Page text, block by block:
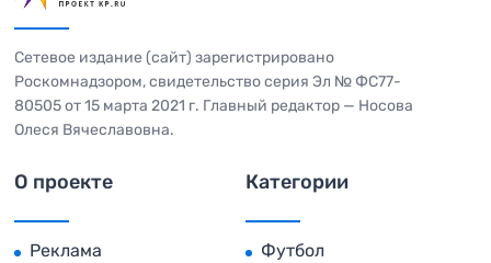
Сетевое издание (сайт) зарегистрировано
Роскомнадзором, свидетельство серия Эл № ФС77-
80505 от 15 марта 2021 г. Главный редактор — Носова
Олеся Вячеславовна.
О проекте
Реклама
Категории
Футбол